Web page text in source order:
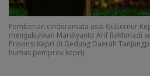
Pemberian cinderamata usai Gubernur
mengukuhkan Mardiyanto Arif Rakhmadi
Provinsi Kepri di Gedung Daerah
humas pemprov kepri)